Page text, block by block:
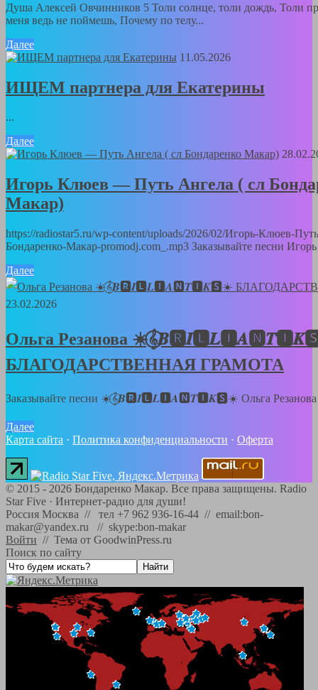
Душа Алексей Овчинников 5 Толи солнце, толи дождь, Толи
меня ведь не поймешь, Почему по телу...
Далее
11.05.2026
ИЩЕМ партнера для Екатерины
...
Далее
Игорь Клюев — Путь Ангела ( сл
Макар)
https://radiostar5.ru/wp-content/uploads/2026/02/Игорь-Клюев-
Бондаренко-Макар-promodj.com_.mp3 Заказывайте песни
Далее
23.02.2026
Ольга Резанова
БЛАГОДАРСТВЕННАЯ ГРАМОТА
Заказывайте песни ☀️𝄞⃝𝑩🆁𝑰🅻𝑳🅸𝑨🅽𝑻🅸𝑲🆂☀️ Ольга Резанова
Далее
Карта сайта · Политика конфиденциальности · Оферта
© 2015 - 2026 Бондаренко Макар. Все права защищены. Radio
Star Five · Интернет-радио для души!
Россия Москва // тел +7 962 936-16-44 // email:bon-
makar@yandex.ru // skype:bon-makar
Войти // Тема от GoodwinPress.ru
Поиск по сайту